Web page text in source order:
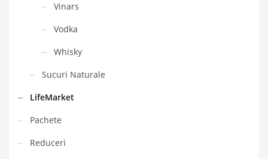
Vinars
Vodka
Whisky
Sucuri Naturale
LifeMarket
Pachete
Reduceri